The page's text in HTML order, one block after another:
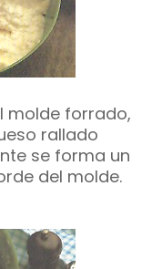
molde forrado,
rallado
se forma un
del molde.